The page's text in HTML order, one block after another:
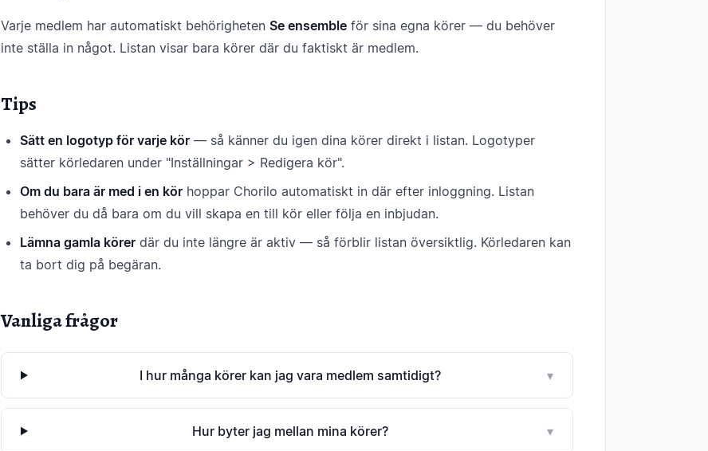
Varje medlem har automatiskt behörigheten Se ensemble för sina egna körer — du behöver
inte ställa in något. Listan visar bara körer där du faktiskt är medlem.
Tips
Sätt en logotyp för varje kör — så känner du igen dina körer direkt i listan. Logotyper
sätter körledaren under "Inställningar > Redigera kör".
Om du bara är med i en kör hoppar Chorilo automatiskt in där efter inloggning. Listan
behöver du då bara om du vill skapa en till kör eller följa en inbjudan.
Lämna gamla körer där du inte längre är aktiv — så förblir listan översiktlig. Körledaren kan
ta bort dig på begäran.
Vanliga frågor
I hur många körer kan jag vara medlem samtidigt? ▾
Hur byter jag mellan mina körer? ▾